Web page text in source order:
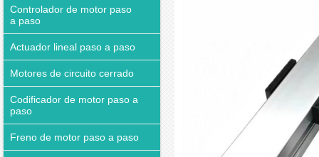
Controlador de motor paso
a paso
Actuador lineal paso a paso
Motores de circuito cerrado
Codificador de motor paso a
paso
Freno de motor paso a paso